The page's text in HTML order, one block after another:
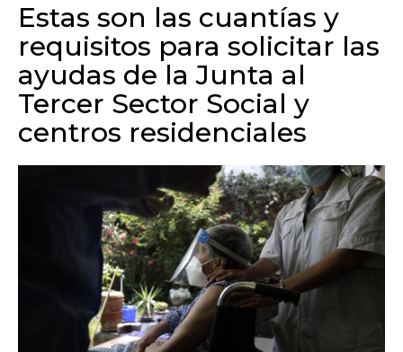
Estas son las cuantías y
requisitos para solicitar las
ayudas de la Junta al
Tercer Sector Social y
centros residenciales